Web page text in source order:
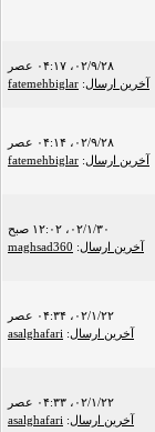
۰۲/۹/۲۸، ۰۴:۱۷ عصر
آخرین ارسال:
fatemehbiglar
۰۲/۹/۲۸، ۰۴:۱۴ عصر
آخرین ارسال:
fatemehbiglar
۰۲/۱/۳۰، ۱۲:۰۲ صبح
آخرین ارسال:
maghsad360
۰۲/۱/۲۲، ۰۴:۳۴ عصر
آخرین ارسال:
asalghafari
۰۲/۱/۲۲، ۰۴:۳۳ عصر
آخرین ارسال:
asalghafari